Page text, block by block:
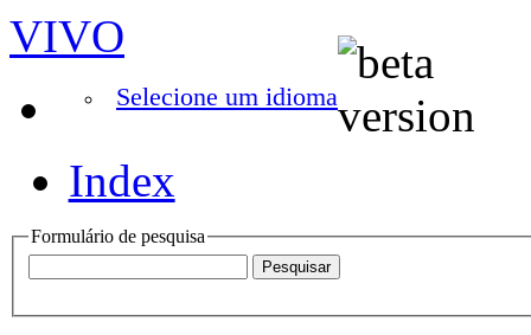
VIVO
Selecione um idioma
Index
Formulário de pesquisa